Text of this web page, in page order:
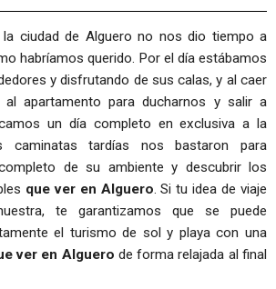
ciudad de Alguero no nos dio tiempo a
habríamos querido. Por el día estábamos
y disfrutando de sus calas, y al caer
apartamento para ducharnos y salir a
un día completo en exclusiva a la
caminatas tardías nos bastaron para
de su ambiente y descubrir los
que ver en Alguero. Si tu idea de viaje
te garantizamos que se puede
el turismo de sol y playa con una
ver en Alguero de forma relajada al final